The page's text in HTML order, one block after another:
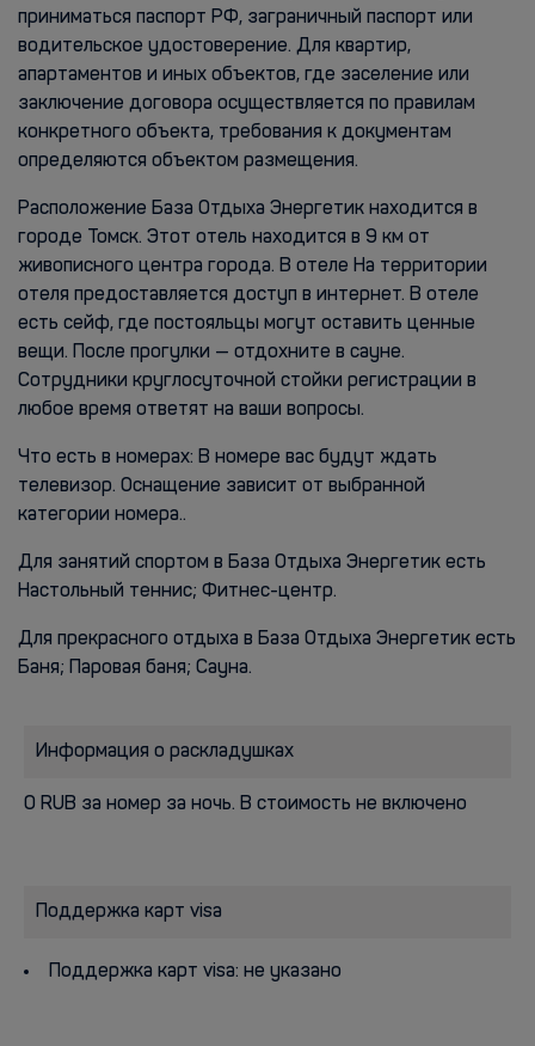
приниматься паспорт РФ, заграничный паспорт или
водительское удостоверение. Для квартир,
апартаментов и иных объектов, где заселение или
заключение договора осуществляется по правилам
конкретного объекта, требования к документам
определяются объектом размещения.
Расположение База Отдыха Энергетик находится в
городе Томск. Этот отель находится в 9 км от
живописного центра города. В отеле На территории
отеля предоставляется доступ в интернет. В отеле
есть сейф, где постояльцы могут оставить ценные
вещи. После прогулки — отдохните в сауне.
Сотрудники круглосуточной стойки регистрации в
любое время ответят на ваши вопросы.
Что есть в номерах: В номере вас будут ждать
телевизор. Оснащение зависит от выбранной
категории номера..
Для занятий спортом в База Отдыха Энергетик есть
Настольный теннис; Фитнес-центр.
Для прекрасного отдыха в База Отдыха Энергетик есть
Баня; Паровая баня; Сауна.
Информация о раскладушках
0 RUB за номер за ночь. В стоимость не включено
Поддержка карт visa
Поддержка карт visa: не указано